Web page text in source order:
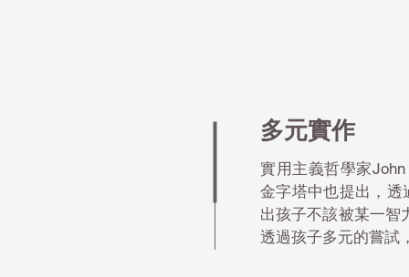
多元實作
實用主義哲學家
金字塔中也提出，透
出孩子不該被某一智
透過孩子多元的嘗試